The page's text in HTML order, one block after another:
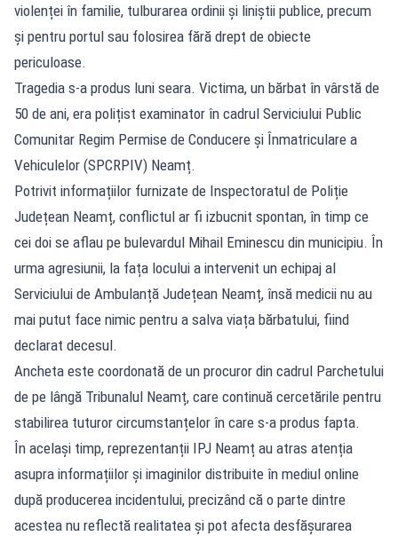
violenței în familie, tulburarea ordinii și liniștii publice, precum
și pentru portul sau folosirea fără drept de obiecte
periculoase.
Tragedia s-a produs luni seara. Victima, un bărbat în vârstă de
50 de ani, era polițist examinator în cadrul Serviciului Public
Comunitar Regim Permise de Conducere și Înmatriculare a
Vehiculelor (SPCRPIV) Neamț.
Potrivit informațiilor furnizate de Inspectoratul de Poliție
Județean Neamț, conflictul ar fi izbucnit spontan, în timp ce
cei doi se aflau pe bulevardul Mihail Eminescu din municipiu. În
urma agresiunii, la fața locului a intervenit un echipaj al
Serviciului de Ambulanță Județean Neamț, însă medicii nu au
mai putut face nimic pentru a salva viața bărbatului, fiind
declarat decesul.
Ancheta este coordonată de un procuror din cadrul Parchetului
de pe lângă Tribunalul Neamț, care continuă cercetările pentru
stabilirea tuturor circumstanțelor în care s-a produs fapta.
În același timp, reprezentanții IPJ Neamț au atras atenția
asupra informațiilor și imaginilor distribuite în mediul online
după producerea incidentului, precizând că o parte dintre
acestea nu reflectă realitatea și pot afecta desfășurarea